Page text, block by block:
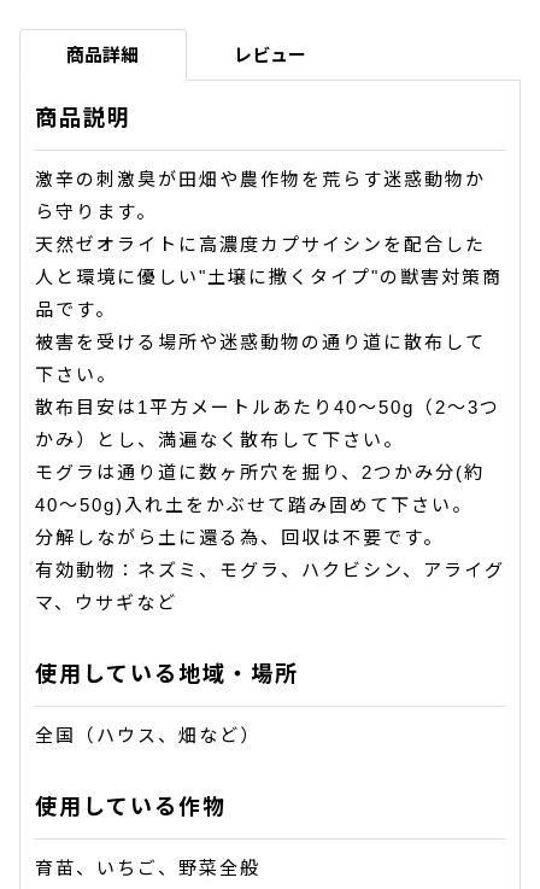
商品詳細 レビュー
商品説明
激辛の刺激臭が田畑や農作物を荒らす迷惑動物か
ら守ります。
天然ゼオライトに高濃度カプサイシンを配合した
人と環境に優しい"土壌に撒くタイプ"の獣害対策商
品です。
被害を受ける場所や迷惑動物の通り道に散布して
下さい。
散布目安は1平方メートルあたり40〜50g（2〜3つ
かみ）とし、満遍なく散布して下さい。
モグラは通り道に数ヶ所穴を掘り、2つかみ分(約
40〜50g)入れ土をかぶせて踏み固めて下さい。
分解しながら土に還る為、回収は不要です。
有効動物：ネズミ、モグラ、ハクビシン、アライグ
マ、ウサギなど
使用している地域・場所
全国（ハウス、畑など）
使用している作物
育苗、いちご、野菜全般